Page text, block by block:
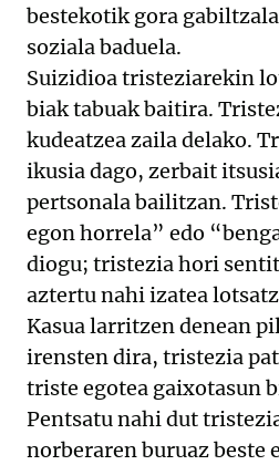
bestekotik gora
soziala baduela.
Suizidioa tristeziarekin
biak tabuak baitira.
kudeatzea zaila delako.
ikusia dago, zerbait
pertsonala bailitzan.
egon horrela” edo
diogu; tristezia hori
aztertu nahi izatea
Kasua larritzen denean
irensten dira, tristezia
triste egotea gaixotasun
Pentsatu nahi dut
norberaren buruaz beste